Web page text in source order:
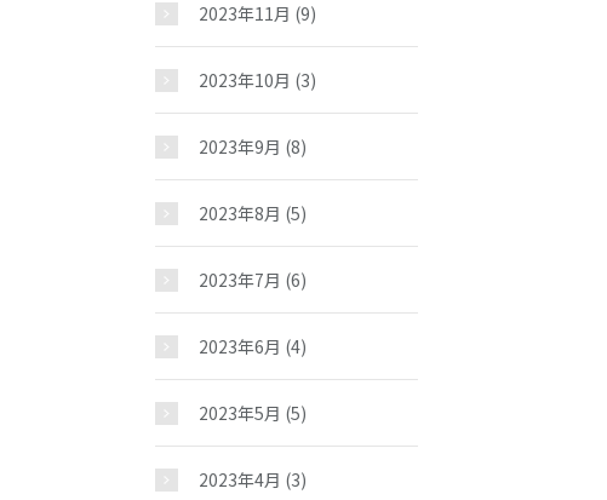
2023年11月 (9)
2023年10月 (3)
2023年9月 (8)
2023年8月 (5)
2023年7月 (6)
2023年6月 (4)
2023年5月 (5)
2023年4月 (3)